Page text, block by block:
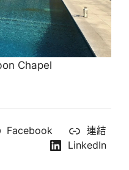
Chapel
Facebook
連結
LinkedIn